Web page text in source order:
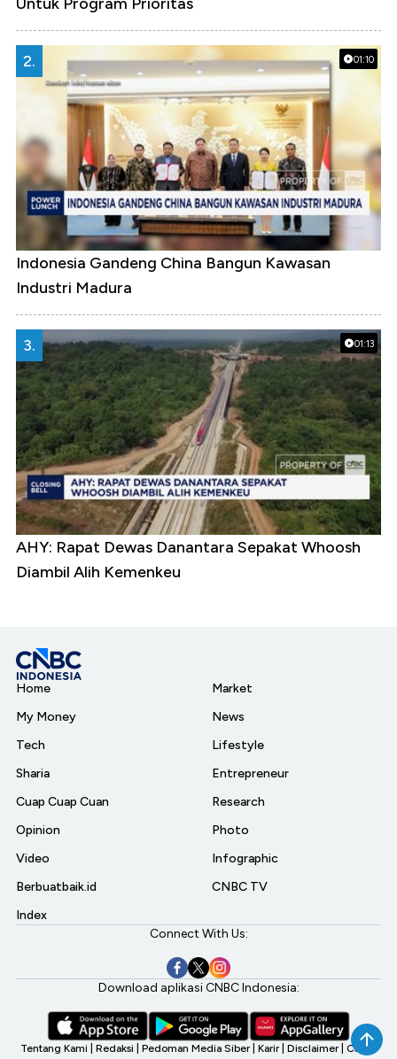
01:10
2.
Indonesia Gandeng China Bangun Kawasan
Industri Madura
01:13
3.
AHY: Rapat Dewas Danantara Sepakat Whoosh
Diambil Alih Kemenkeu
Home
My Money
Tech
Sharia
Cuap Cuap Cuan
Opinion
Video
Berbuatbaik.id
Index
Market
News
Lifestyle
Entrepreneur
Research
Photo
Infographic
CNBC TV
Connect With Us:
Download aplikasi CNBC Indonesia:
Tentang Kami Redaksi Pedoman Media Siber Karir Disclaimer CNBC